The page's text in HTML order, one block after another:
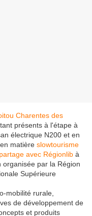
Charentes des
présents à l'étape à
électrique N200 et en
matière slowtourisme
avec Régionlib​ à
par la Région
Supérieure
mobilité rurale,
de développement de
et produits